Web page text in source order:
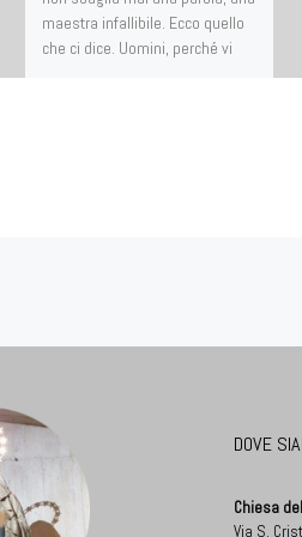
maestra infallibile. Ecco quello
che ci dice. Uomini, perché vi
DOVE
Chiesa
Via S.